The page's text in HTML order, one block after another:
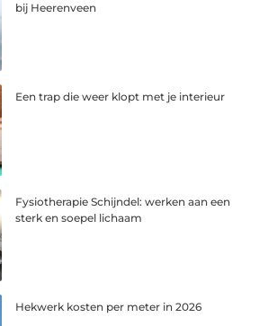
bij Heerenveen
Een trap die weer klopt met je interieur
Fysiotherapie Schijndel: werken aan een
sterk en soepel lichaam
Hekwerk kosten per meter in 2026